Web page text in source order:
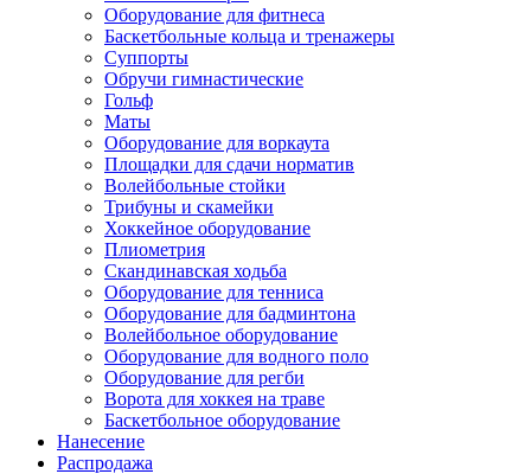
Оборудование для фитнеса
Баскетбольные кольца и тренажеры
Суппорты
Обручи гимнастические
Гольф
Маты
Оборудование для воркаута
Площадки для сдачи норматив
Волейбольные стойки
Трибуны и скамейки
Хоккейное оборудование
Плиометрия
Скандинавская ходьба
Оборудование для тенниса
Оборудование для бадминтона
Волейбольное оборудование
Оборудование для водного поло
Оборудование для регби
Ворота для хоккея на траве
Баскетбольное оборудование
Нанесение
Распродажа